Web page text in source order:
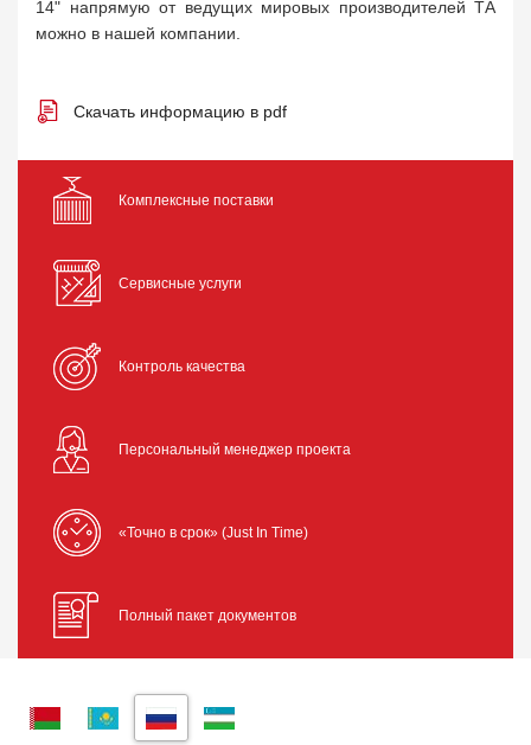
14" напрямую от ведущих мировых производителей ТА
можно в нашей компании.
Скачать информацию в pdf
Комплексные поставки
Сервисные услуги
Контроль качества
Персональный менеджер проекта
«Точно в срок» (Just In Time)
Полный пакет документов